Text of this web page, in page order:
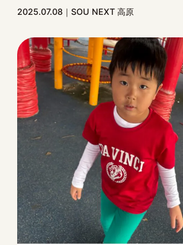
2025.07.08 SOU NEXT 高原